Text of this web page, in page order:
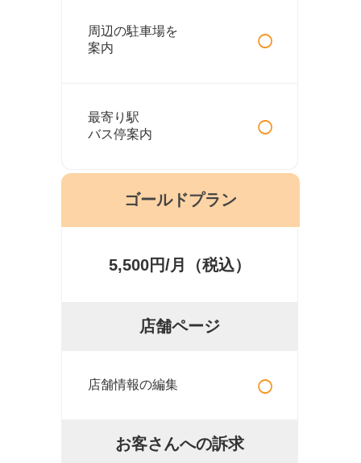
周辺の駐車場を
案内
○
最寄り駅
バス停案内
○
ゴールドプラン
5,500円/月（税込）
店舗ページ
店舗情報の編集 ○
お客さんへの訴求